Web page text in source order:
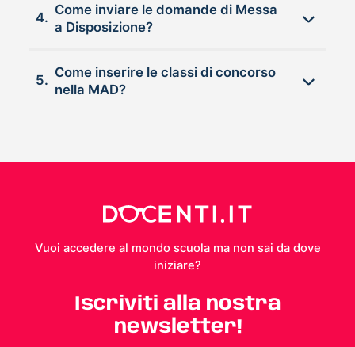
4.
Come inviare le domande di Messa
a Disposizione?
5.
Come inserire le classi di concorso
nella MAD?
Vuoi accedere al mondo scuola ma non sai da dove
iniziare?
Iscriviti alla nostra
newsletter!